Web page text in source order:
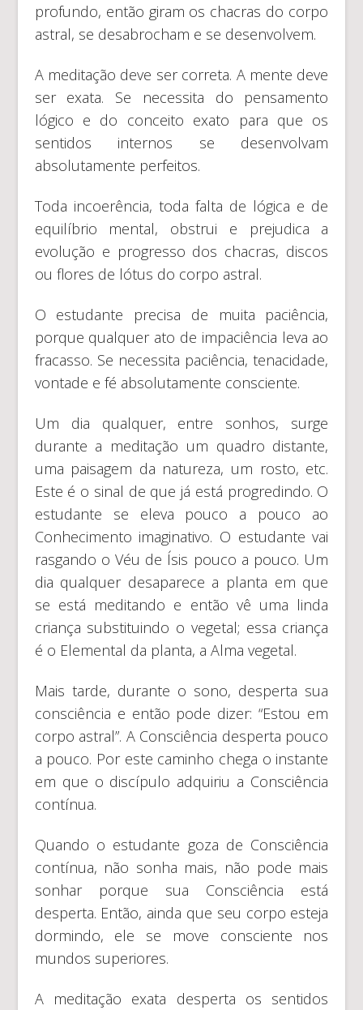
profundo, então giram os chacras do corpo
astral, se desabrocham e se desenvolvem.
A meditação deve ser correta. A mente deve
ser exata. Se necessita do pensamento
lógico e do conceito exato para que os
sentidos internos se desenvolvam
absolutamente perfeitos.
Toda incoerência, toda falta de lógica e de
equilíbrio mental, obstrui e prejudica a
evolução e progresso dos chacras, discos
ou flores de lótus do corpo astral.
O estudante precisa de muita paciência,
porque qualquer ato de impaciência leva ao
fracasso. Se necessita paciência, tenacidade,
vontade e fé absolutamente consciente.
Um dia qualquer, entre sonhos, surge
durante a meditação um quadro distante,
uma paisagem da natureza, um rosto, etc.
Este é o sinal de que já está progredindo. O
estudante se eleva pouco a pouco ao
Conhecimento imaginativo. O estudante vai
rasgando o Véu de Ísis pouco a pouco. Um
dia qualquer desaparece a planta em que
se está meditando e então vê uma linda
criança substituindo o vegetal; essa criança
é o Elemental da planta, a Alma vegetal.
Mais tarde, durante o sono, desperta sua
consciência e então pode dizer: “Estou em
corpo astral”. A Consciência desperta pouco
a pouco. Por este caminho chega o instante
em que o discípulo adquiriu a Consciência
contínua.
Quando o estudante goza de Consciência
contínua, não sonha mais, não pode mais
sonhar porque sua Consciência está
desperta. Então, ainda que seu corpo esteja
dormindo, ele se move consciente nos
mundos superiores.
A meditação exata desperta os sentidos